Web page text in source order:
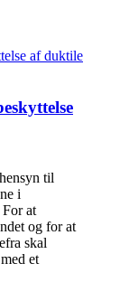
til
i
at
og for at
skal
et